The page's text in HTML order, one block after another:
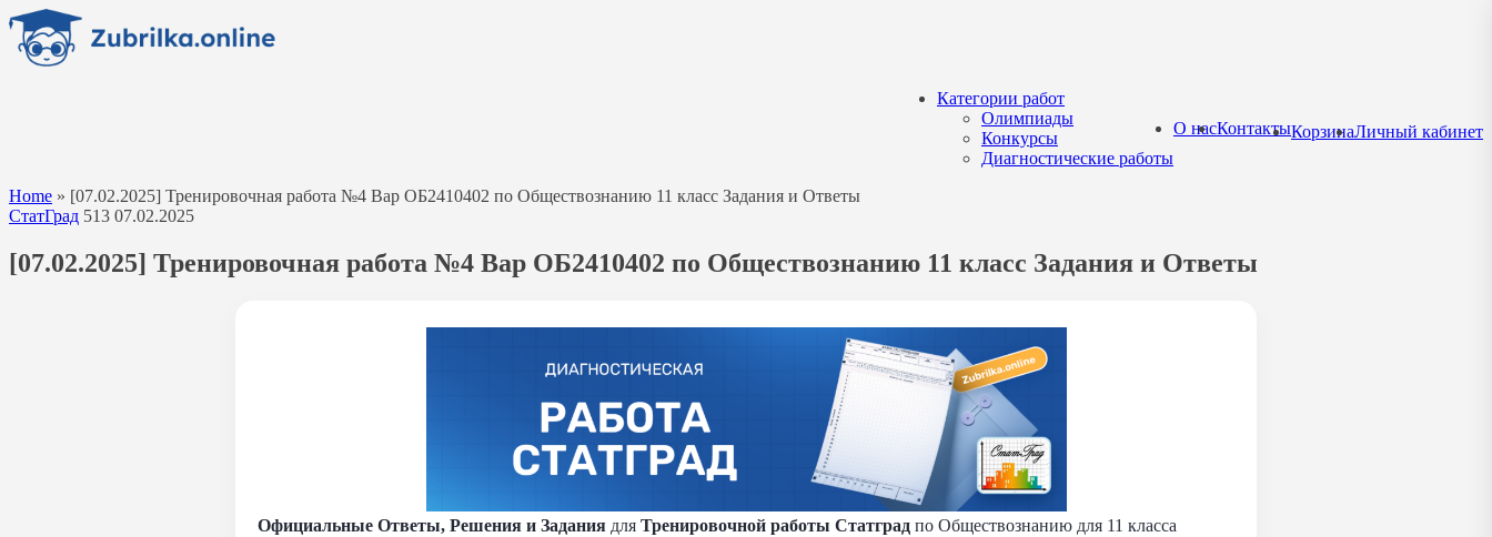
Перейти
содержанию
Категории работ
Олимпиады
Конкурсы
Диагностические работы
О насКонтактыКорзинаЛичный кабинет
Home » [07.02.2025] Тренировочная работа №4 Вар ОБ2410402 по Обществознанию 11 класс Задания и Ответы
СтатГрад 513 07.02.2025
[07.02.2025] Тренировочная работа №4 Вар ОБ2410402 по Обществознанию 11 класс Задания и Ответы
Официальные Ответы, Решения и Задания для Тренировочной работы Статград по Обществознанию для 11 класса